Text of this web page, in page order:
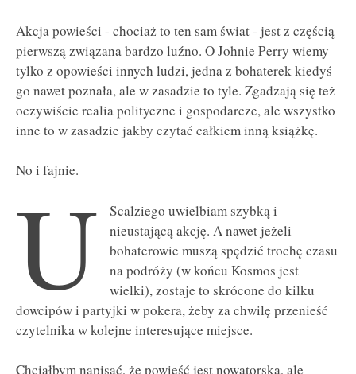
Akcja powieści - chociaż to ten sam świat - jest z częścią
pierwszą związana bardzo luźno. O Johnie Perry wiemy
tylko z opowieści innych ludzi, jedna z bohaterek kiedyś
go nawet poznała, ale w zasadzie to tyle. Zgadzają się też
oczywiście realia polityczne i gospodarcze, ale wszystko
inne to w zasadzie jakby czytać całkiem inną książkę.
No i fajnie.
U
Scalziego uwielbiam szybką i
nieustającą akcję. A nawet jeżeli
bohaterowie muszą spędzić trochę czasu
na podróży (w końcu Kosmos jest
wielki), zostaje to skrócone do kilku
dowcipów i partyjki w pokera, żeby za chwilę przenieść
czytelnika w kolejne interesujące miejsce.
Chciałbym napisać, że powieść jest nowatorska, ale